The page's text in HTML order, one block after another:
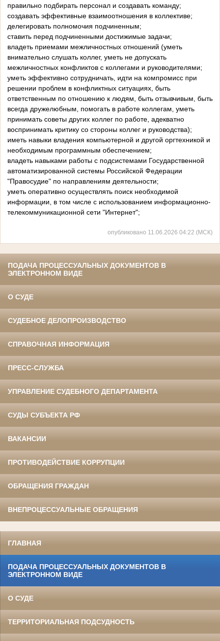
правильно подбирать персонал и создавать команду;
создавать эффективные взаимоотношения в коллективе;
делегировать полномочия подчиненным;
ставить перед подчиненными достижимые задачи;
владеть приемами межличностных отношений (уметь
внимательно слушать коллег, уметь не допускать
межличностных конфликтов с коллегами и руководителями;
уметь эффективно сотрудничать, идти на компромисс при
решении проблем в конфликтных ситуациях, быть
ответственным по отношению к людям, быть отзывчивым, быть
всегда дружелюбным, помогать в работе коллегам, уметь
принимать советы других коллег по работе, адекватно
воспринимать критику со стороны коллег и руководства);
иметь навыки владения компьютерной и другой оргтехникой и
необходимым программным обеспечением;
владеть навыками работы с подсистемами Государственной
автоматизированной системы Российской Федерации
"Правосудие" по направлениям деятельности;
уметь оперативно осуществлять поиск необходимой
информации, в том числе с использованием информационно-
телекоммуникационной сети "Интернет";
опубликовано 11.06.2026 04:22 (МСК)
ПОДАЧА ПРОЦЕССУАЛЬНЫХ ДОКУМЕНТОВ В
ЭЛЕКТРОННОМ ВИДЕ
О СУДЕ
СУДЕБНОЕ ДЕЛОПРОИЗВОДСТВО
СПРАВОЧНАЯ ИНФОРМАЦИЯ
ПРЕСС-СЛУЖБА
УПРАВЛЕНИЕ СУДЕБНОГО ДЕПАРТАМЕНТА
СУДЫ СУБЪЕКТА РФ
ВАКАНСИИ
ПРОТИВОДЕЙСТВИЕ КОРРУПЦИИ
ОБРАЩЕНИЯ ГРАЖДАН
ВНЕПРОЦЕССУАЛЬНЫЕ ОБРАЩЕНИЯ
ГЛАВНАЯ
ПОДАЧА ПРОЦЕССУАЛЬНЫХ ДОКУМЕНТОВ В
ЭЛЕКТРОННОМ ВИДЕ
О СУДЕ
ТЕРРИТОРИАЛЬНАЯ ПОДСУДНОСТЬ